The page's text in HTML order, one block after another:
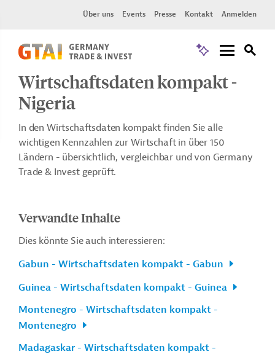
Über uns Events Presse Kontakt Anmelden
Wirtschaftsdaten kompakt -
Nigeria
In den Wirtschaftsdaten kompakt finden Sie alle
wichtigen Kennzahlen zur Wirtschaft in über 150
Ländern - übersichtlich, vergleichbar und von Germany
Trade & Invest geprüft.
Verwandte Inhalte
Dies könnte Sie auch interessieren:
Gabun - Wirtschaftsdaten kompakt - Gabun
Guinea - Wirtschaftsdaten kompakt - Guinea
Montenegro - Wirtschaftsdaten kompakt -
Montenegro
Madagaskar - Wirtschaftsdaten kompakt -